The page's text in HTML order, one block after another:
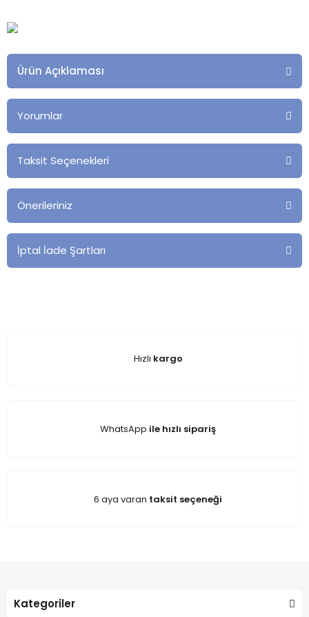
Ürün Açıklaması
Yorumlar
Taksit Seçenekleri
Önerileriniz
İptal İade Şartları
Hızlı kargo
WhatsApp ile hızlı sipariş
6 aya varan taksit seçeneği
Kategoriler